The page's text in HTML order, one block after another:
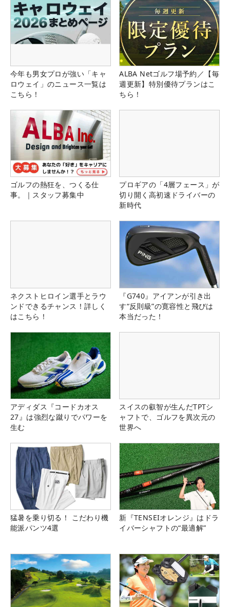
今年も男女プロが強い「キャ
ロウェイ」のニュース一覧は
こちら！
ALBA Netゴルフ場予約／【毎
週更新】特別優待プランはこ
ちら！
ゴルフの熱狂を、つくる仕
事。｜スタッフ募集中
プロギアの「4層フェース」が
切り開く高初速ドライバーの
新時代
ネクストヒロイン選手とラウ
ンドできるチャンス！詳しく
はこちら！
『G740』アイアンが引き出
す“反則級”の寛容性と飛びは
本当だった！
アディダス『コードカオス
27』は強烈な蹴りでパワーを
生む
スイスの叡智が生んだTPTシ
ャフトで、ゴルフを異次元の
世界へ
猛暑を乗り切る！ こだわり機
能派パンツ4選
新『TENSEIオレンジ』はドラ
イバーシャフトの“最適解”